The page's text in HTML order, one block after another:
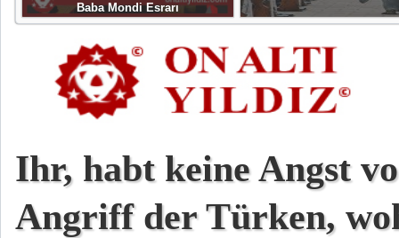
Baba Mondi Esrarı
Ihr, habt keine Angst
Angriff der Türken,